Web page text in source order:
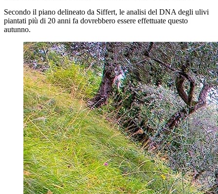
Secondo il piano delineato da Siffert, le analisi del DNA degli ulivi
piantati più di 20 anni fa dovrebbero essere effettuate questo
autunno.